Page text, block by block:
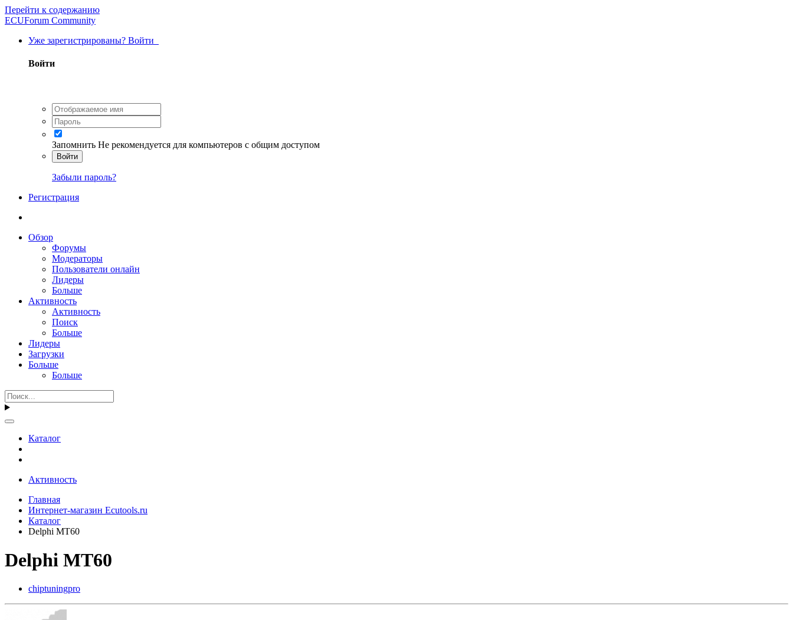
Перейти к содержанию
ECUForum Community
Уже зарегистрированы? Войти
Войти
Запомнить Не рекомендуется для компьютеров с общим доступом
Войти
Забыли пароль?
Регистрация
Обзор
Форумы
Модераторы
Пользователи онлайн
Лидеры
Больше
Активность
Активность
Поиск
Больше
Лидеры
Загрузки
Больше
Больше
Каталог
Активность
Главная
Интернет-магазин Ecutools.ru
Каталог
Delphi MT60
Delphi MT60
chiptuningpro